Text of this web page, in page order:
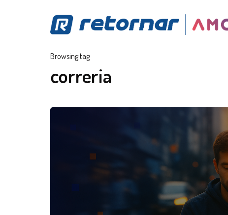
Browsing tag
correria